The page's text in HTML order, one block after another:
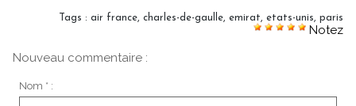
Tags : air france, charles-de-gaulle, emirat, etats-unis, paris
Notez
Nouveau commentaire :
Nom * :